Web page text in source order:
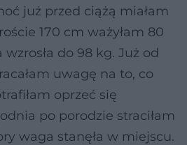
już przed ciążą miałam
170 cm ważyłam 80
do 98 kg. Już od
uwagę na to, co
oprzeć się
po porodzie straciłam
waga stanęła w miejscu.